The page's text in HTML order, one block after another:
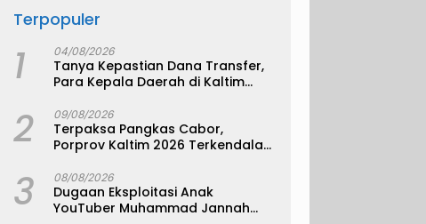
Terpopuler
1 04/08/2026
Tanya Kepastian Dana Transfer,
Para Kepala Daerah di Kaltim
2 09/08/2026
Terpaksa Pangkas Cabor,
Porprov Kaltim 2026 Terkendala
3 08/08/2026
Dugaan Eksploitasi Anak
YouTuber Muhammad Jannah